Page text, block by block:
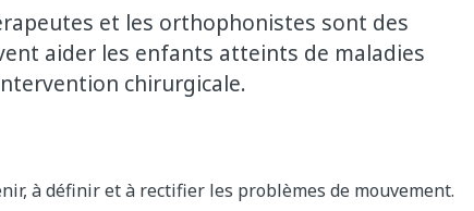
et les orthophonistes sont des
aider les enfants atteints de maladies
chirurgicale.
à définir et à rectifier les problèmes de mouvement.